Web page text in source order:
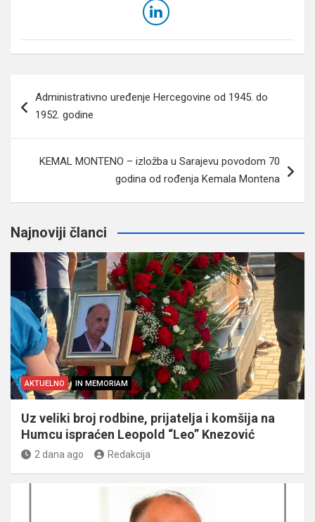
članaka
Administrativno uređenje Hercegovine od 1945. do
1952. godine
KEMAL MONTENO – izložba u Sarajevu povodom 70
godina od rođenja Kemala Montena
Najnoviji članci
AKTUELNO IN MEMORIAM
Uz veliki broj rodbine, prijatelja i komšija na
Humcu ispraćen Leopold “Leo” Knezović
2 dana ago Redakcija